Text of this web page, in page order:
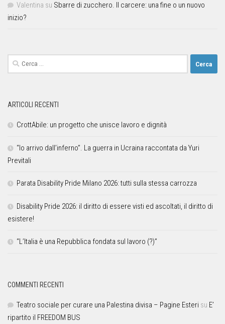
Valentina su Sbarre di zucchero. Il carcere: una fine o un nuovo
inizio?
ARTICOLI RECENTI
CrottAbile: un progetto che unisce lavoro e dignità
“Io arrivo dall’inferno”. La guerra in Ucraina raccontata da Yuri
Previtali
Parata Disability Pride Milano 2026: tutti sulla stessa carrozza
Disability Pride 2026: il diritto di essere visti ed ascoltati, il diritto di
esistere!
“L’Italia è una Repubblica fondata sul lavoro (?)”
COMMENTI RECENTI
Teatro sociale per curare una Palestina divisa – Pagine Esteri su E’
ripartito il FREEDOM BUS